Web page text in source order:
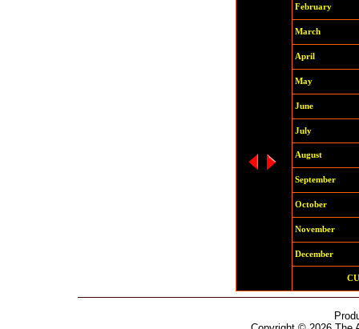
February
March
April
May
June
July
August
September
October
November
December